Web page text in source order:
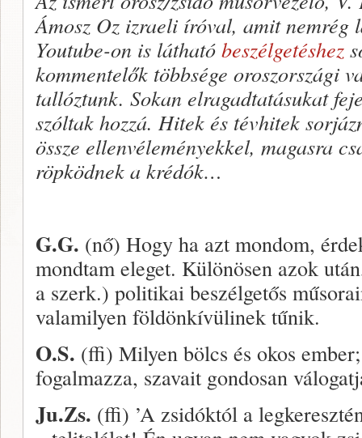
Ámosz Oz izraeli íróval, amit nemrég
Youtube-on is látható beszélgetéshez
kommentelők többsége oroszországi
tallóztunk. Sokan elragadtatásukat
szóltak hozzá. Hitek és tévhitek
össze ellenvéleményekkel, magasra
röpködnek a krédók…
G.G. (nő) Hogy ha azt mondom,
mondtam eleget. Különösen azok
a szerk.) politikai beszélgetős
valamilyen földönkívülinek tűnik.
O.S. (ffi) Milyen bölcs és okos
fogalmazza, szavait gondosan
Ju.Zs. (ffi) ’A zsidóktól a